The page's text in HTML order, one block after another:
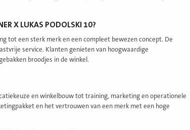
X LUKAS PODOLSKI 10?
tot een sterk merk en een compleet bewezen concept. De
service. Klanten genieten van hoogwaardige
broodjes in de winkel.
en winkelbouw tot training, marketing en operationele
en het vertrouwen van een merk met een hoge